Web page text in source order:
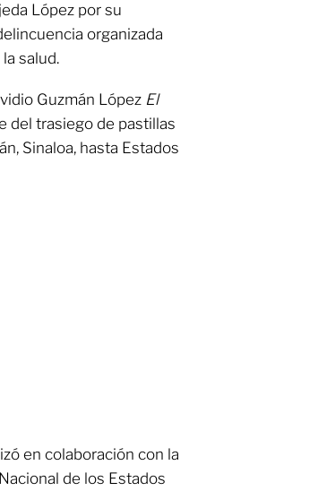
López por su
organizada
salud.
Guzmán López El
del trasiego de pastillas
Sinaloa, hasta Estados
en colaboración con la
de los Estados